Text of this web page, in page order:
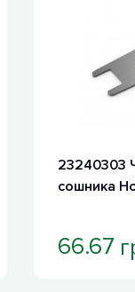
23240303
сошника
66.67